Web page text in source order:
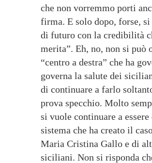
che non vorremmo porti
firma. E solo dopo, forse,
di futuro con la credibilità
merita”. Eh, no, non si può
“centro a destra” che ha
governa la salute dei
di continuare a farlo
prova specchio. Molto
si vuole continuare a
sistema che ha creato il
Maria Cristina Gallo e di
siciliani. Non si risponda